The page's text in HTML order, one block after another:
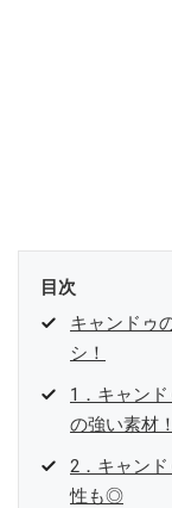
目次
キャンドゥ
シ！
1．キャン
の強い素材！
2．キャン
性も◎